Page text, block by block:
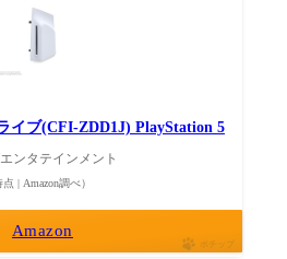
イブ(CFI-ZDD1J) PlayStation 5
ンタテインメント
| Amazon調べ）
Amazon
ポチップ